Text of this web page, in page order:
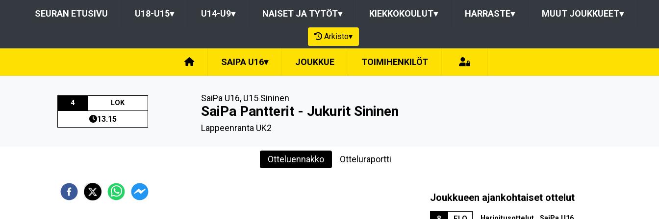
SEURAN ETUSIVU U18-U15▾ U14-U9▾ NAISET JA TYTÖT▾ KIEKKOKOULUT▾ HARRASTE▾ MUUT JOUKKUEET▾
Arkisto▾
SAIPA U16▾ JOUKKUE TOIMIHENKILÖT
4 LOK
13.15
SaiPa U16, U15 Sininen
SaiPa Pantterit - Jukurit Sininen
Lappeenranta UK2
Otteluennakko Otteluraportti
Joukkueen ajankohtaiset ottelut